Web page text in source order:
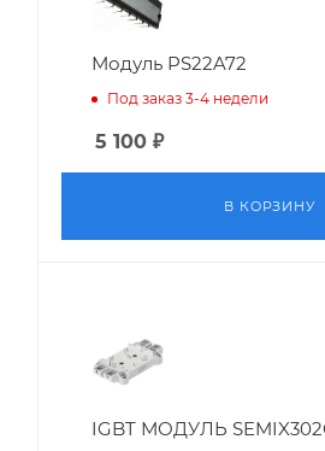
Модуль PS22A72
Под заказ 3-4 недели
5 100 ₽
В КОРЗИНУ
IGBT МОДУЛЬ